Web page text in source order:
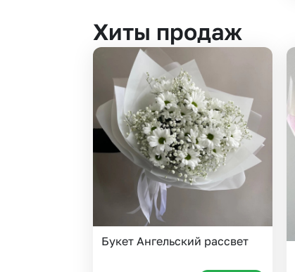
Хиты продаж
Букет Ангельский рассвет